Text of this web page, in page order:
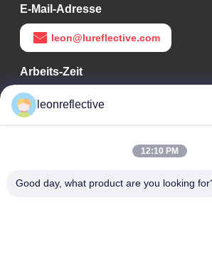
E-Mail-Adresse
leon@lureflective.com
Arbeits-Zeit
9:00-18:00
Unsere Adresse
Adresse des Unternehmens
Technologiepark Huayi, Hightech-Zone,
leonreflective
12:10 PM
Good day, what product are you looking